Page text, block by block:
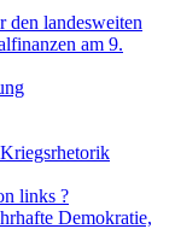
den landesweiten
am 9.
links ?
Demokratie,